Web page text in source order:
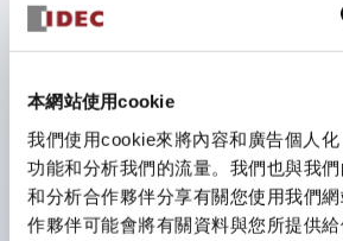
本網站使用cookie
我們使用cookie來將內容和廣告個人
功能和分析我們的流量。我們也與我
和分析合作夥伴分享有關您使用我們
作夥伴可能會將有關資料與您所提供
一顆 LED 燈泡即可呈現六種顏色（
需分色管理的 LED 燈泡，如今可用
可清楚辨識正方平頭形指示燈的亮
燈時的顏色識別。
符合 ISO 3864-4 安全色規範：在